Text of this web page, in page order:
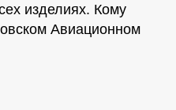
изделиях. Кому
Авиационном